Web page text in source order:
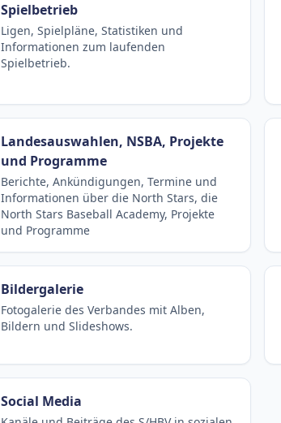
Spielbetrieb
Ligen, Spielpläne, Statistiken und
Informationen zum laufenden
Spielbetrieb.
Landesauswahlen, NSBA, Projekte
und Programme
Berichte, Ankündigungen, Termine und
Informationen über die North Stars, die
North Stars Baseball Academy, Projekte
und Programme
Bildergalerie
Fotogalerie des Verbandes mit Alben,
Bildern und Slideshows.
Social Media